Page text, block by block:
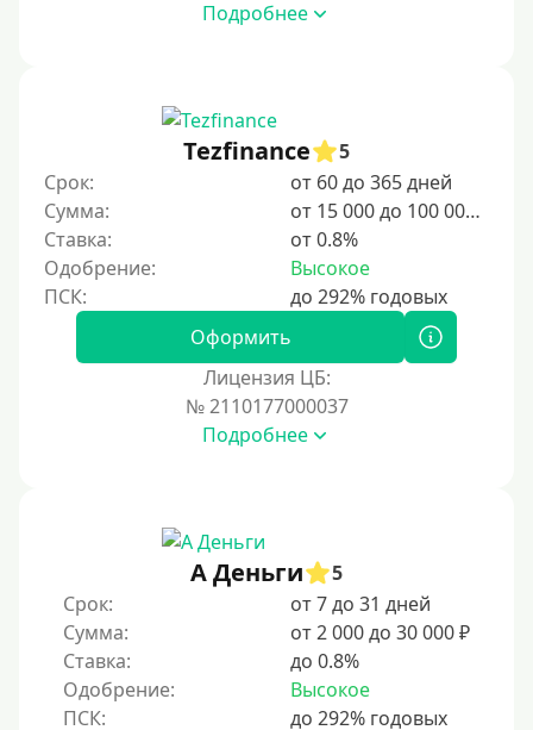
Подробнее
Tezfinance
5
Срок:
от 60 до 365 дней
Сумма:
от 15 000 до 100 000 ₽
Ставка:
от 0.8%
Одобрение:
Высокое
Оформить
Лицензия ЦБ:
№ 2110177000037
Подробнее
А Деньги
5
Срок:
от 7 до 31 дней
Сумма:
от 2 000 до 30 000 ₽
Ставка:
до 0.8%
Одобрение:
Высокое